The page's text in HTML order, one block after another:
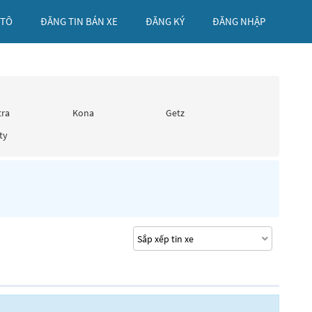
ĐĂNG TIN BÁN XE ĐĂNG KÝ ĐĂNG NHẬP
Kona
Getz